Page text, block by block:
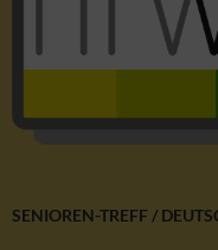
SENIOREN-TREFF /